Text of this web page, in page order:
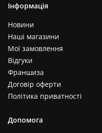
Інформація
Новини
Наші магазини
Мої замовлення
Відгуки
Франшиза
Договір оферти
Політика приватності
Допомога